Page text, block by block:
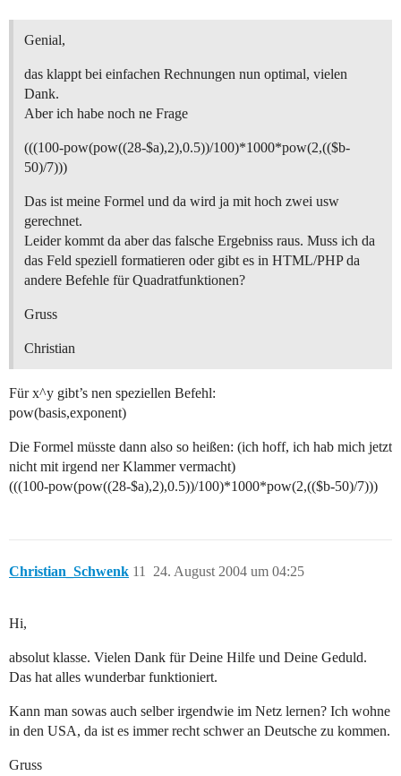
Genial,
das klappt bei einfachen Rechnungen nun optimal, vielen
Dank.
Aber ich habe noch ne Frage
(((100-pow(pow((28-$a),2),0.5))/100)*1000*pow(2,(($b-
50)/7)))
Das ist meine Formel und da wird ja mit hoch zwei usw
gerechnet.
Leider kommt da aber das falsche Ergebniss raus. Muss ich da
das Feld speziell formatieren oder gibt es in HTML/PHP da
andere Befehle für Quadratfunktionen?
Gruss
Christian
Für x^y gibt’s nen speziellen Befehl:
pow(basis,exponent)
Die Formel müsste dann also so heißen: (ich hoff, ich hab mich jetzt
nicht mit irgend ner Klammer vermacht)
(((100-pow(pow((28-$a),2),0.5))/100)*1000*pow(2,(($b-50)/7)))
Christian_Schwenk 24. August 2004 um 04:25
11
Hi,
absolut klasse. Vielen Dank für Deine Hilfe und Deine Geduld.
Das hat alles wunderbar funktioniert.
Kann man sowas auch selber irgendwie im Netz lernen? Ich wohne
in den USA, da ist es immer recht schwer an Deutsche zu kommen.
Gruss